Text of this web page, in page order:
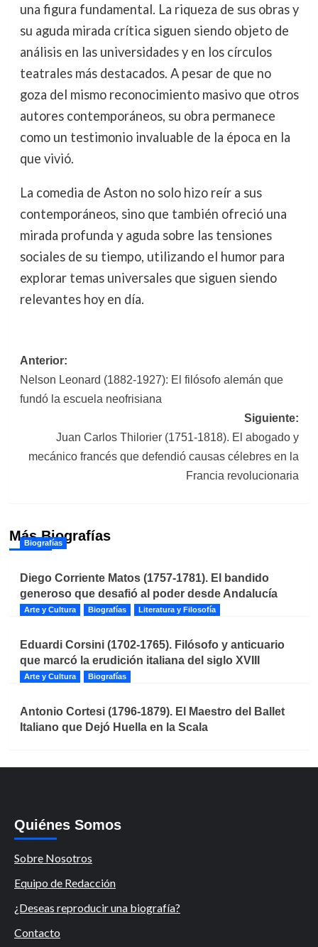
una figura fundamental. La riqueza de sus obras y
su aguda mirada crítica siguen siendo objeto de
análisis en las universidades y en los círculos
teatrales más destacados. A pesar de que no
goza del mismo reconocimiento masivo que otros
autores contemporáneos, su obra permanece
como un testimonio invaluable de la época en la
que vivió.
La comedia de Aston no solo hizo reír a sus
contemporáneos, sino que también ofreció una
mirada profunda y aguda sobre las tensiones
sociales de su tiempo, utilizando el humor para
explorar temas universales que siguen siendo
relevantes hoy en día.
Navegación
de
Anterior:
Nelson Leonard (1882-1927): El filósofo alemán que
fundó la escuela neofrisiana
Siguiente:
Juan Carlos Thilorier (1751-1818). El abogado y
mecánico francés que defendió causas célebres en la
Francia revolucionaria
Más Biografías
Biografías
Diego Corriente Matos (1757-1781). El bandido
generoso que desafió al poder desde Andalucía
Arte y Cultura Biografías Literatura y Filosofía
Eduardi Corsini (1702-1765). Filósofo y anticuario
que marcó la erudición italiana del siglo XVIII
Arte y Cultura Biografías
Antonio Cortesi (1796-1879). El Maestro del Ballet
Italiano que Dejó Huella en la Scala
Quiénes Somos
Sobre Nosotros
Equipo de Redacción
¿Deseas reproducir una biografía?
Contacto